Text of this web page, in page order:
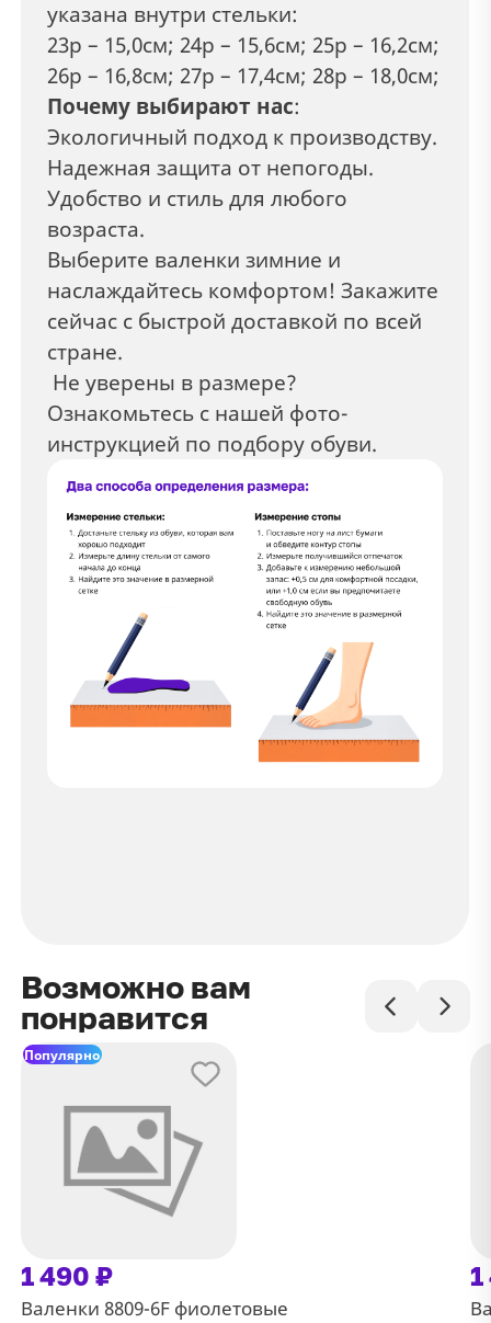
указана внутри стельки:
23р – 15,0см; 24р – 15,6см; 25р – 16,2см;
26р – 16,8см; 27р – 17,4см; 28р – 18,0см;
Почему выбирают нас:
Экологичный подход к производству.
Надежная защита от непогоды.
Удобство и стиль для любого
возраста.
Выберите валенки зимние и
наслаждайтесь комфортом! Закажите
сейчас с быстрой доставкой по всей
стране.
Не уверены в размере?
Ознакомьтесь с нашей фото-
инструкцией по подбору обуви.
Возможно вам
понравится
Популярно
1 490 ₽
Валенки 8809-6F фиолетовые